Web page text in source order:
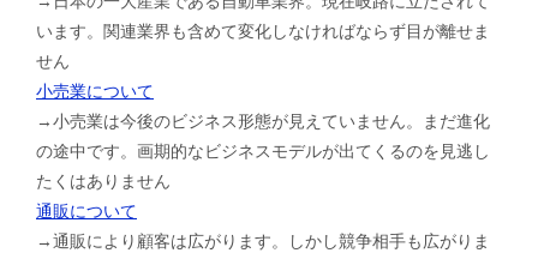
います。関連業界も含めて変化しなければならず目が離せま
せん
小売業について
→小売業は今後のビジネス形態が見えていません。まだ進化
の途中です。画期的なビジネスモデルが出てくるのを見逃し
たくはありません
通販について
→通販により顧客は広がります。しかし競争相手も広がりま